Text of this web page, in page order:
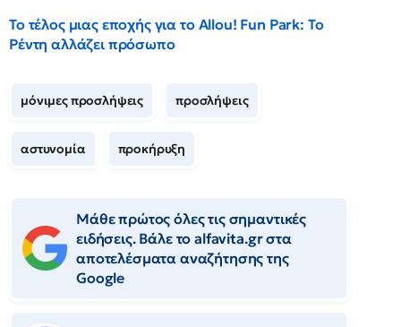
Το τέλος μιας εποχής για το Allou! Fun Park: Το
Ρέντη αλλάζει πρόσωπο
μόνιμες προσλήψεις προσλήψεις
αστυνομία προκήρυξη
Μάθε πρώτος όλες τις σημαντικές
ειδήσεις. Βάλε το alfavita.gr στα
αποτελέσματα αναζήτησης της
Google